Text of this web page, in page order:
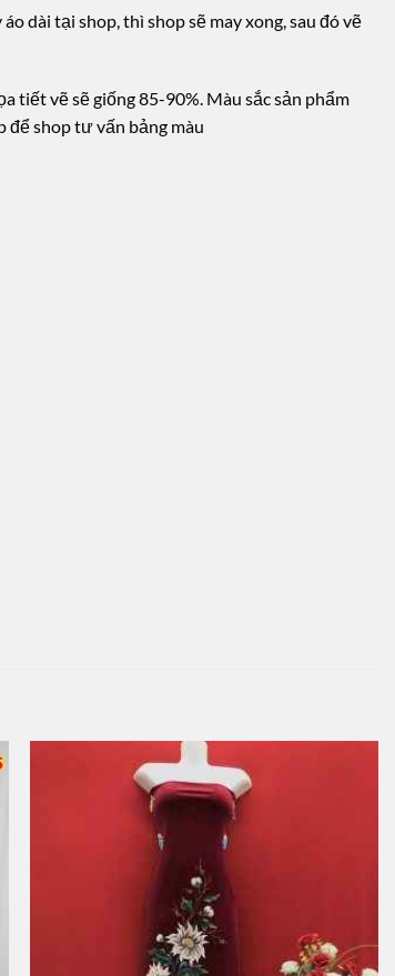
dài tại shop, thì shop sẽ may xong, sau đó vẽ
tiết vẽ sẽ giống 85-90%. Màu sắc sản phẩm
để shop tư vấn bảng màu